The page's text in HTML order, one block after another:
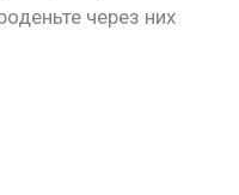
через них